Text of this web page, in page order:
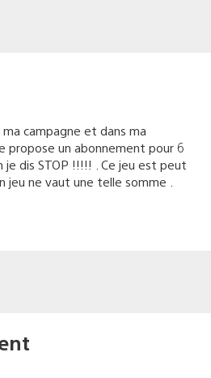
campagne et dans ma
propose un abonnement pour 6
dis STOP !!!!! . Ce jeu est peut
jeu ne vaut une telle somme .